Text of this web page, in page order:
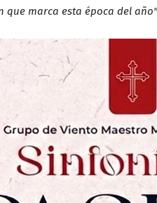
que marca esta época del año"